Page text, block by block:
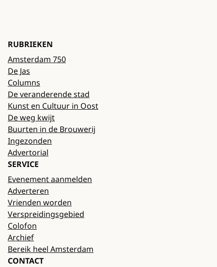
RUBRIEKEN
Amsterdam 750
De Jas
Columns
De veranderende stad
Kunst en Cultuur in Oost
De weg kwijt
Buurten in de Brouwerij
Ingezonden
Advertorial
SERVICE
Evenement aanmelden
Adverteren
Vrienden worden
Verspreidingsgebied
Colofon
Archief
Bereik heel Amsterdam
CONTACT